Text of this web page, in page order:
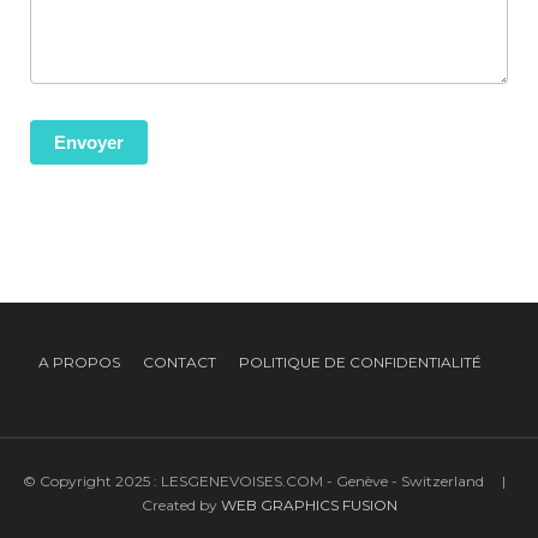
Envoyer
A PROPOS CONTACT POLITIQUE DE CONFIDENTIALITÉ
© Copyright 2025 : LESGENEVOISES.COM - Genève - Switzerland |
Created by WEB GRAPHICS FUSION